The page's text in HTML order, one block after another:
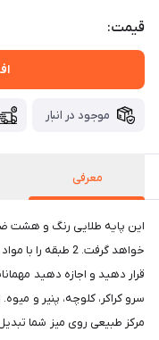
قیمت:
موجود در انبار
معرفی
این پایه طلایی رنگ و هشت
خواهد گرفت. 2
قرار دهید و اجازه دهید
سرو کراکر، کلوچه، پنیر و
مرکز طبیعی روی میز شما